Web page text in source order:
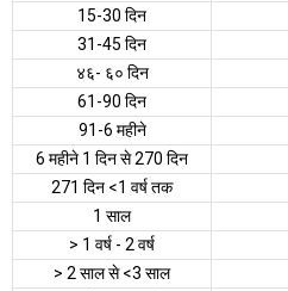
15-30 दिन
31-45 दिन
४६- ६० दिन
61-90 दिन
91-6 महीने
6 महीने 1 दिन से 270 दिन
271 दिन <1 वर्ष तक
1 साल
> 1 वर्ष - 2 वर्ष
> 2 साल से <3 साल